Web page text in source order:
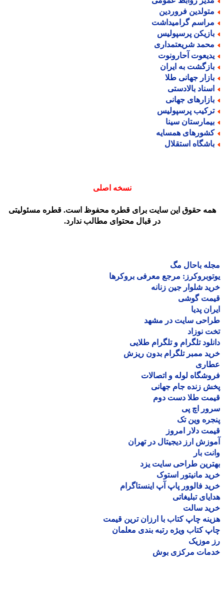
فروردین
گرامیداشت
پرسپولیس
شریعتمداری
آحارونوت
به ایران
جهانی طلا
بالادستی
جهانی
پرسپولیس
سینا
همسایه
استقلال
نسخه اصلی
حقوق این سایت برای قطره محفوظ است. قطره مسئولیتی
در قبال محتوای مطالب ندارد.
باحال مگ
مرجع معرفی بروکرها
شلوار جین زنانه
گوشی
پدیا
سایت در مشهد
نوزاد
تلگرام و تلگرام طلایی
ممبر تلگرام بدون ریزش
لوله و اتصالات
زنده جام جهانی
طلا دست دوم
اچ پی
وین تک
دلار امروز
ارز دیجیتال در تهران
بار
طراحی سایت یزد
مانیتور استوک
فالوور پاپ آپ اینستاگرام
تبلیغاتی
سالت
چاپ کتاب با ارزان ترین قیمت
کتاب ویژه رتبه بندی معلمان
موزیک
مرکزی بوش